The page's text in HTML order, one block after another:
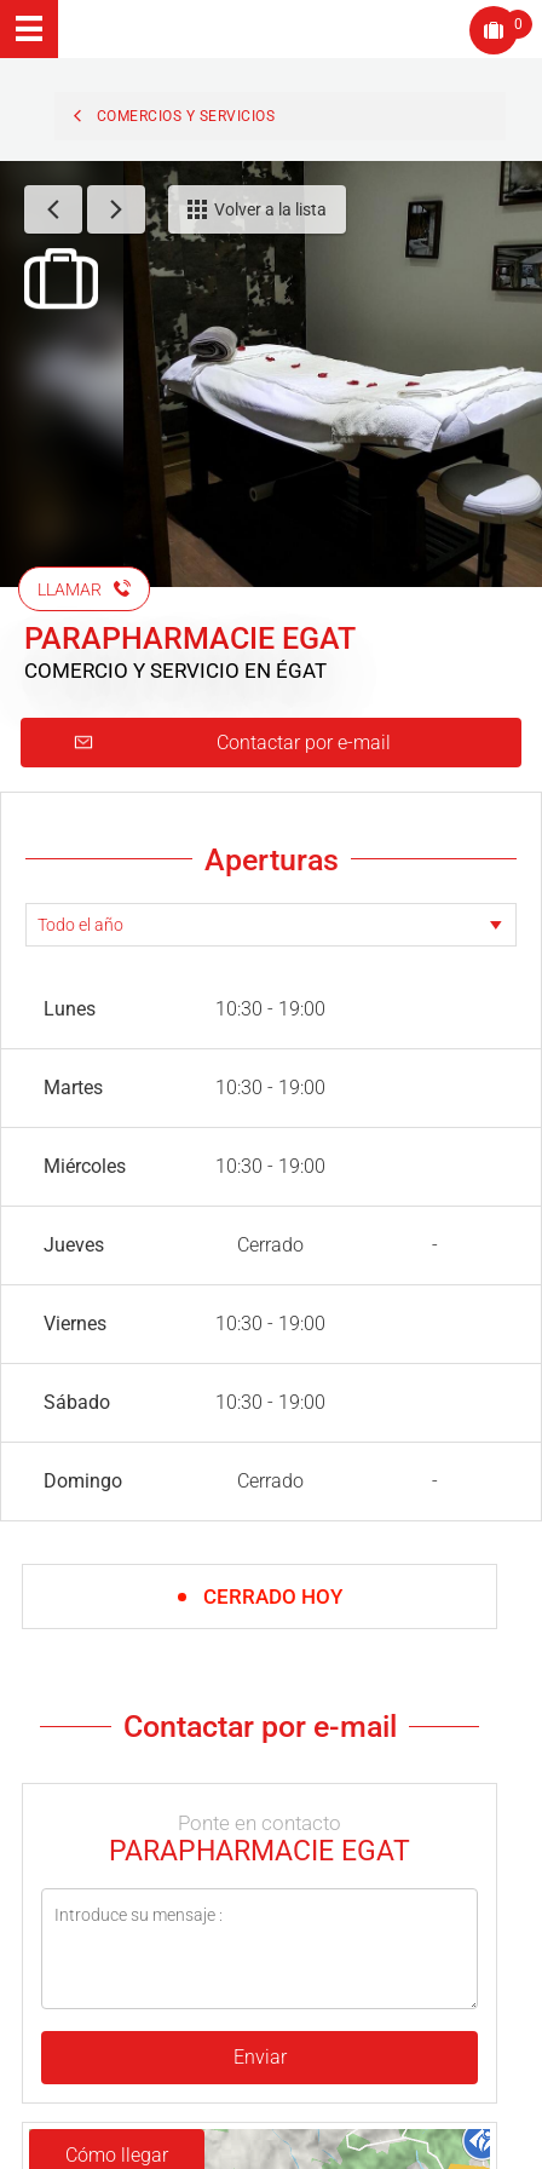
0
COMERCIOS Y SERVICIOS
Volver a la lista
LLAMAR
PARAPHARMACIE EGAT
COMERCIO Y SERVICIO EN ÉGAT
Contactar por e-mail
Aperturas
Lunes 10:30 - 19:00
Martes 10:30 - 19:00
Miércoles 10:30 - 19:00
Jueves Cerrado -
Viernes 10:30 - 19:00
Sábado 10:30 - 19:00
Domingo Cerrado -
CERRADO HOY
Contactar por e-mail
Ponte en contacto
PARAPHARMACIE EGAT
Enviar
Cómo llegar